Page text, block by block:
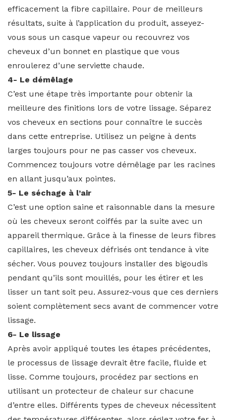
efficacement la fibre capillaire. Pour de meilleurs
résultats, suite à l’application du produit, asseyez-
vous sous un casque vapeur ou recouvrez vos
cheveux d’un bonnet en plastique que vous
enroulerez d’une serviette chaude.
4- Le démêlage
C’est une étape très importante pour obtenir la
meilleure des finitions lors de votre lissage. Séparez
vos cheveux en sections pour connaître le succès
dans cette entreprise. Utilisez un peigne à dents
larges toujours pour ne pas casser vos cheveux.
Commencez toujours votre démêlage par les racines
en allant jusqu’aux pointes.
5- Le séchage à l’air
C’est une option saine et raisonnable dans la mesure
où les cheveux seront coiffés par la suite avec un
appareil thermique. Grâce à la finesse de leurs fibres
capillaires, les cheveux défrisés ont tendance à vite
sécher. Vous pouvez toujours installer des bigoudis
pendant qu’ils sont mouillés, pour les étirer et les
lisser un tant soit peu. Assurez-vous que ces derniers
soient complètement secs avant de commencer votre
lissage.
6- Le lissage
Après avoir appliqué toutes les étapes précédentes,
le processus de lissage devrait être facile, fluide et
lisse. Comme toujours, procédez par sections en
utilisant un protecteur de chaleur sur chacune
d’entre elles. Différents types de cheveux nécessitent